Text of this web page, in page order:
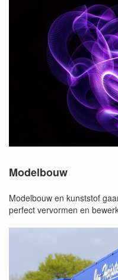
Modelbouw
Modelbouw en kunststof
perfect vervormen en